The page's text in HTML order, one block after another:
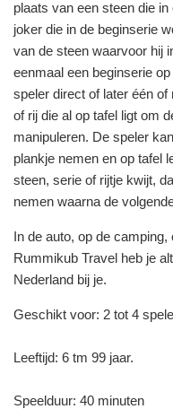
plaats van een steen die
joker die in de beginserie
van de steen waarvoor hij
eenmaal een beginserie
speler direct of later één
of rij die al op tafel ligt om
manipuleren. De speler
plankje nemen en op tafel
steen, serie of rijtje kwijt,
nemen waarna de
In de auto, op de
Rummikub Travel heb je
Nederland bij je.
Geschikt voor: 2 tot 4
Leeftijd: 6 tm 99 jaar.
Speelduur: 40 minuten